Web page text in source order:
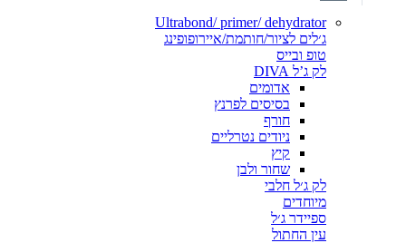
Ultrabond/ primer/ dehydrator
ג׳לים לציור/חותמת/איירופופינג
טופ ובייס
לק ג’ל DIVA
אדומים
בסיסים לפרנץ
חורף
ניודים נטרליים
קיץ
שחור ולבן
לק ג׳ל חלבי
מיוחדים
ספיידר ג׳ל
עין החתול